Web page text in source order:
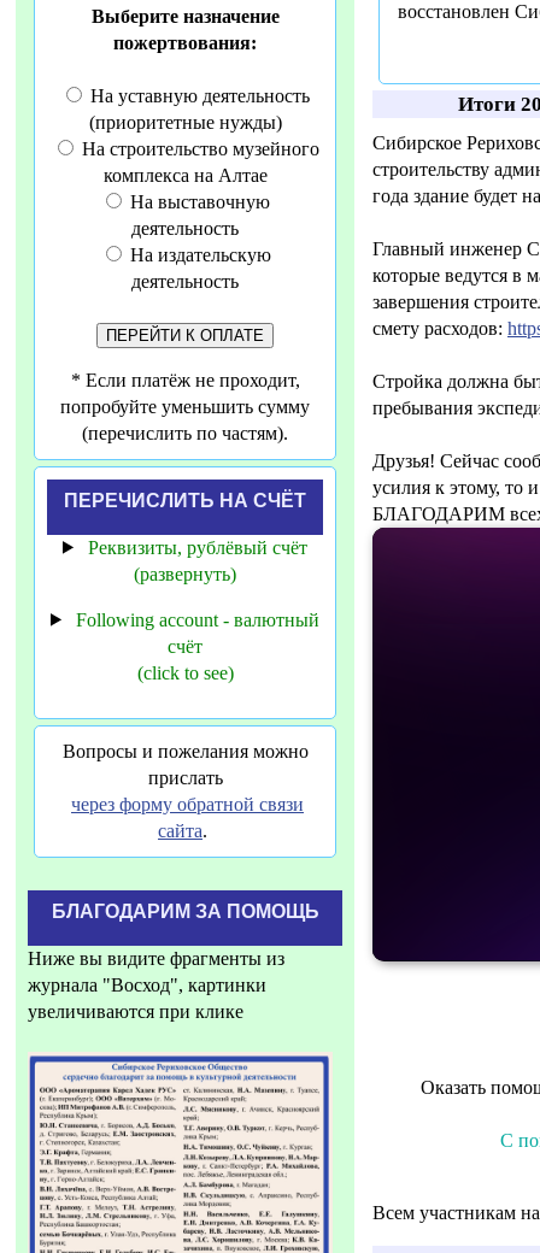
Выберите назначение
пожертвования:
На уставную деятельность
(приоритетные нужды)
На строительство музейного
комплекса на Алтае
На выставочную
деятельность
На издательскую
деятельность
* Если платёж не проходит,
попробуйте уменьшить сумму
(перечислить по частям).
ПЕРЕЧИСЛИТЬ НА СЧЁТ
Реквизиты, рублёвый счёт
(развернуть)
Following account - валютный
счёт
(click to see)
Вопросы и пожелания можно
прислать
через форму обратной связи
сайта.
БЛАГОДАРИМ ЗА ПОМОЩЬ
Ниже вы видите фрагменты из
журнала "Восход", картинки
увеличиваются при клике
восстановлен
Итоги
Сибирское
строительству
года здание будет
Главный инженер
которые ведутся в
завершения
смету расходов:
Стройка должна
пребывания
Друзья! Сейчас
усилия к этому, то
БЛАГОДАРИМ всех
Оказать
С
Всем участникам